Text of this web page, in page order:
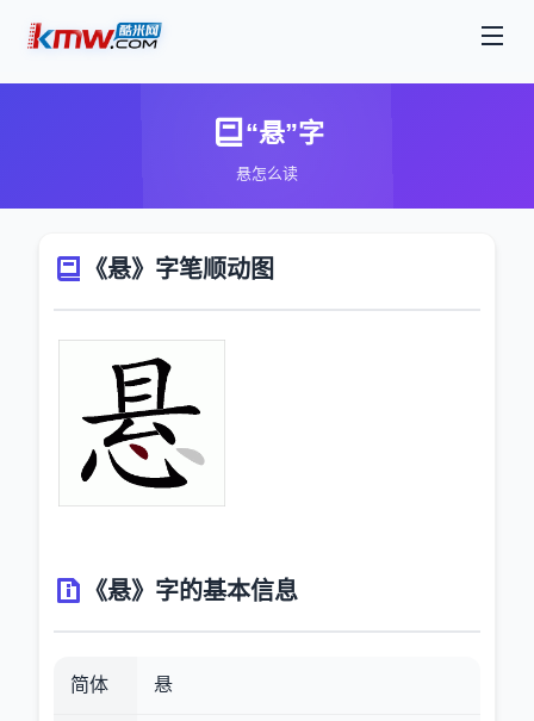
“悬”字
悬怎么读
《悬》字笔顺动图
《悬》字的基本信息
简体 悬